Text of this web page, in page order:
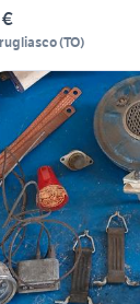
(TO)